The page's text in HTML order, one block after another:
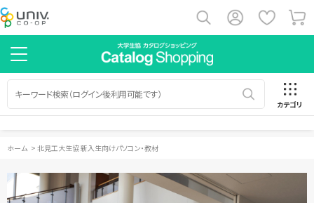
カテゴリ
ホーム > 北見工大生協 新入生向けパソコン・教材